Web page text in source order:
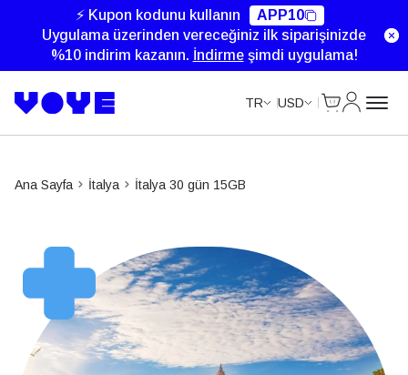
⚡ Kupon kodunu kullanın
APP10
Uygulama üzerinden vereceğiniz ilk siparişinizde
%10 indirim kazanın. İndirmeşimdi uygulama!
TR USD
Ana Sayfa İtalya İtalya 30 gün 15GB
Unlimited Data
Unlimited Data